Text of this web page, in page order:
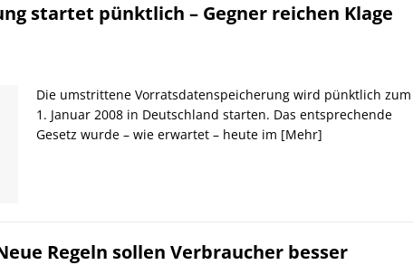
startet pünktlich – Gegner reichen Klage
Die umstrittene Vorratsdatenspeicherung wird pünktlich zum
1. Januar 2008 in Deutschland starten. Das entsprechende
Gesetz wurde – wie erwartet – heute im [Mehr]
Regeln sollen Verbraucher besser